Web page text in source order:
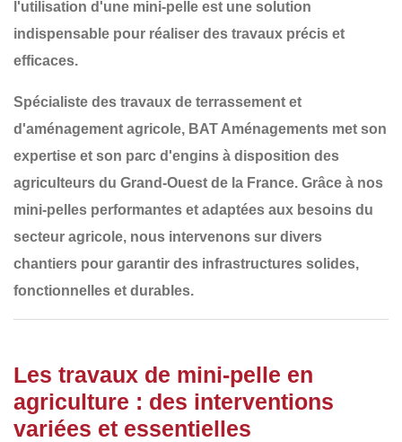
l'utilisation d'une mini-pelle est une solution
indispensable pour réaliser des travaux précis et
efficaces.
Spécialiste des travaux de terrassement et
d'aménagement agricole, BAT Aménagements met son
expertise et son parc d'engins à disposition des
agriculteurs du Grand-Ouest de la France. Grâce à nos
mini-pelles performantes et adaptées aux besoins du
secteur agricole, nous intervenons sur divers
chantiers pour garantir des infrastructures solides,
fonctionnelles et durables.
Les travaux de mini-pelle en
agriculture : des interventions
variées et essentielles